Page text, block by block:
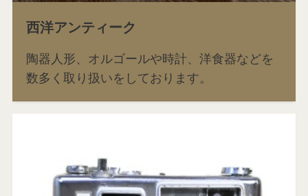
西洋アンティーク
陶器人形、オルゴールや時計、洋食器などを
数多く取り扱いをしております。